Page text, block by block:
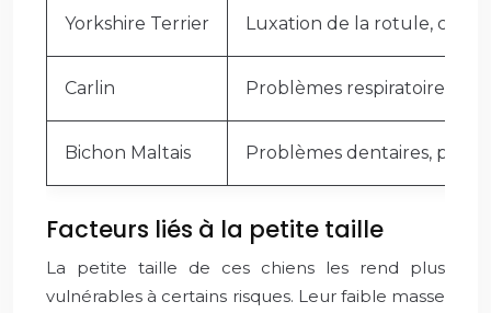
Yorkshire Terrier Luxation de la rotule,
Carlin Problèmes respiratoires,
Bichon Maltais Problèmes dentaires,
Facteurs liés à la petite taille
La petite taille de ces chiens les rend plus
vulnérables à certains risques. Leur faible masse